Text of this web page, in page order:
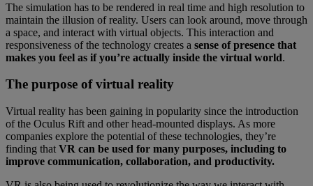
The simulation has to be rendered in real time and high resolution to
maintain the illusion of reality. Users can look around, move through
a space, and interact with virtual objects. This interaction and
responsiveness of the technology creates a sense of presence that
makes you feel as if you’re actually inside the virtual world.
The purpose of virtual reality
Virtual reality has been gaining in popularity since the introduction
of the Oculus Rift and other head-mounted displays. As more
companies explore the potential of these technologies, they’re
finding that VR can be used for many purposes, including to
improve communication, collaboration, and productivity.